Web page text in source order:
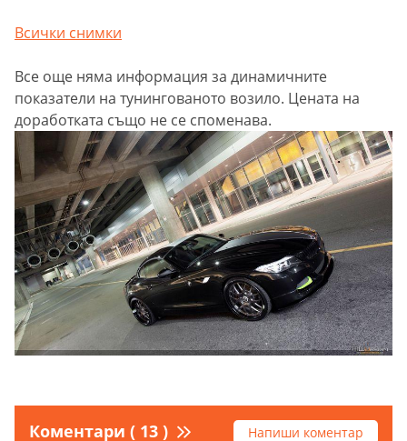
Всички снимки
Все още няма информация за динамичните
показатели на тунингованото возило. Цената на
доработката също не се споменава.
Коментари ( 13 ) Напиши коментар